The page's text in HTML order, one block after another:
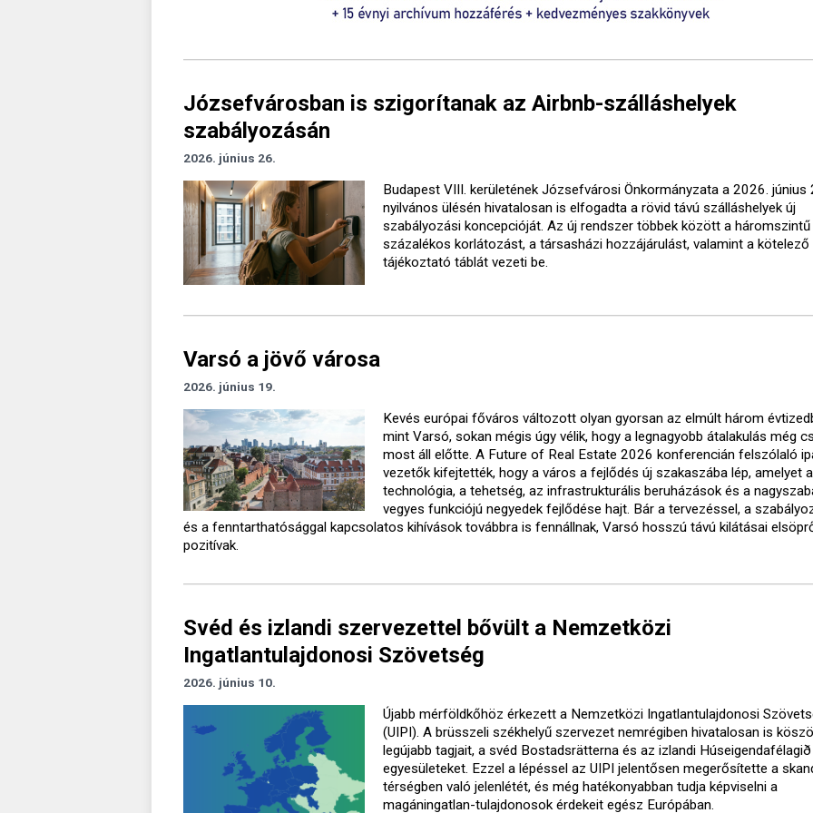
Józsefvárosban is szigorítanak az Airbnb-szálláshelyek
szabályozásán
2026. június 26.
Budapest VIII. kerületének Józsefvárosi Önkormányzata a 2026. június
nyilvános ülésén hivatalosan is elfogadta a rövid távú szálláshelyek új
szabályozási koncepcióját. Az új rendszer többek között a háromszintű
százalékos korlátozást, a társasházi hozzájárulást, valamint a kötelező
tájékoztató táblát vezeti be.
Varsó a jövő városa
2026. június 19.
Kevés európai főváros változott olyan gyorsan az elmúlt három
mint Varsó, sokan mégis úgy vélik, hogy a legnagyobb átalakulás még
most áll előtte. A Future of Real Estate 2026 konferencián felszólaló
vezetők kifejtették, hogy a város a fejlődés új szakaszába lép, amelyet a
technológia, a tehetség, az infrastrukturális beruházások és a
vegyes funkciójú negyedek fejlődése hajt. Bár a tervezéssel, a
és a fenntarthatósággal kapcsolatos kihívások továbbra is fennállnak, Varsó hosszú távú kilátásai
pozitívak.
Svéd és izlandi szervezettel bővült a Nemzetközi
Ingatlantulajdonosi Szövetség
2026. június 10.
Újabb mérföldkőhöz érkezett a Nemzetközi Ingatlantulajdonosi
(UIPI). A brüsszeli székhelyű szervezet nemrégiben hivatalosan is
legújabb tagjait, a svéd Bostadsrätterna és az izlandi Húseigendafélagið
egyesületeket. Ezzel a lépéssel az UIPI jelentősen megerősítette a
térségben való jelenlétét, és még hatékonyabban tudja képviselni a
magáningatlan-tulajdonosok érdekeit egész Európában.